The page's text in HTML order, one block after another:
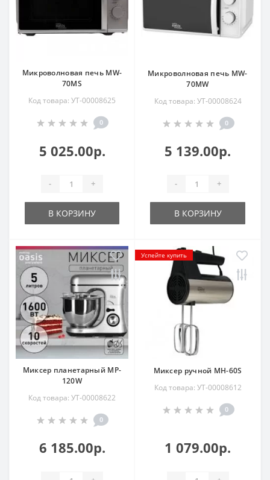
Микроволновая печь MW-
70MS
Код товара: УТ-00008625
0
5 025.00р.
- +
В КОРЗИНУ
Микроволновая печь MW-
70MW
Код товара: УТ-00008624
0
5 139.00р.
- +
В КОРЗИНУ
Миксер планетарный MP-
120W
Код товара: УТ-00008622
0
6 185.00р.
Успейте купить
Миксер ручной MH-60S
Код товара: УТ-00008612
0
1 079.00р.